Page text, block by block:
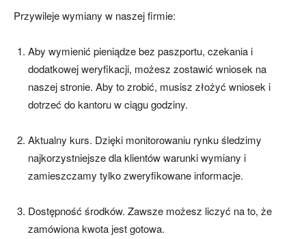
Przywileje wymiany w naszej firmie:
Aby wymienić pieniądze bez paszportu, czekania i
dodatkowej weryfikacji, możesz zostawić wniosek na
naszej stronie. Aby to zrobić, musisz złożyć wniosek i
dotrzeć do kantoru w ciągu godziny.
Aktualny kurs. Dzięki monitorowaniu rynku śledzimy
najkorzystniejsze dla klientów warunki wymiany i
zamieszczamy tylko zweryfikowane informacje.
Dostępność środków. Zawsze możesz liczyć na to, że
zamówiona kwota jest gotowa.